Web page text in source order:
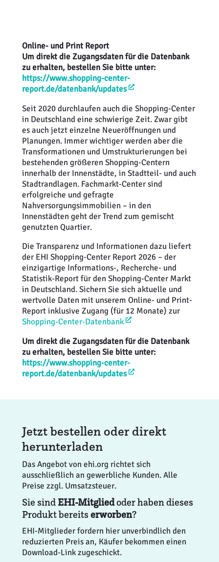
Online- und Print Report
Um direkt die Zugangsdaten für die Datenbank
zu erhalten, bestellen Sie bitte unter:
https://www.shopping-center-
report.de/datenbank/updates
Seit 2020 durchlaufen auch die Shopping-Center
in Deutschland eine schwierige Zeit. Zwar gibt
es auch jetzt einzelne Neueröffnungen und
Planungen. Immer wichtiger werden aber die
Transformationen und Umstrukturierungen bei
bestehenden größeren Shopping-Centern
innerhalb der Innenstädte, in Stadtteil- und auch
Stadtrandlagen. Fachmarkt-Center sind
erfolgreiche und gefragte
Nahversorgungsimmobilien – in den
Innenstädten geht der Trend zum gemischt
genutzten Quartier.
Die Transparenz und Informationen dazu liefert
der EHI Shopping-Center Report 2026 – der
einzigartige Informations-, Recherche- und
Statistik-Report für den Shopping-Center Markt
in Deutschland. Sichern Sie sich aktuelle und
wertvolle Daten mit unserem Online- und Print-
Report inklusive Zugang (für 12 Monate) zur
Shopping-Center-Datenbank
Um direkt die Zugangsdaten für die Datenbank
zu erhalten, bestellen Sie bitte unter:
https://www.shopping-center-
report.de/datenbank/updates
Jetzt bestellen oder direkt
herunterladen
Das Angebot von ehi.org richtet sich
ausschließlich an gewerbliche Kunden. Alle
Preise zzgl. Umsatzsteuer.
Sie sind EHI-Mitgliedoder haben dieses
Produkt bereitserworben?
EHI-Mitglieder fordern hier unverbindlich den
reduzierten Preis an, Käufer bekommen einen
Download-Link zugeschickt.